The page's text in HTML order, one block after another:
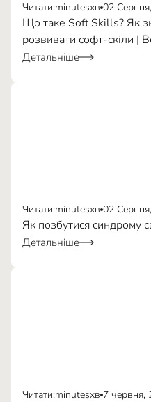
Варіант 1
Варіант 2
Читати:minutesхв 02
Що таке Soft Skills? Як
розвивати софт-скіли |
Детальніше
Читати:minutesхв 02
Як позбутися синдрому
Детальніше
Читати:minutesхв 7 червня,